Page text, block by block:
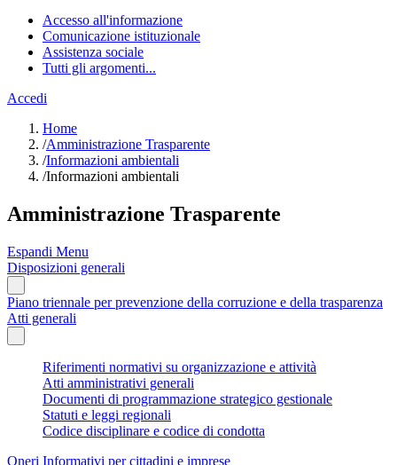
Accesso all'informazione
Comunicazione istituzionale
Assistenza sociale
Tutti gli argomenti...
Accedi
Home
/Amministrazione Trasparente
/Informazioni ambientali
/Informazioni ambientali
Amministrazione Trasparente
Espandi Menu
Disposizioni generali
Piano triennale per prevenzione della corruzione e della trasparenza
Atti generali
Riferimenti normativi su organizzazione e attività
Atti amministrativi generali
Documenti di programmazione strategico gestionale
Statuti e leggi regionali
Codice disciplinare e codice di condotta
Oneri Informativi per cittadini e imprese